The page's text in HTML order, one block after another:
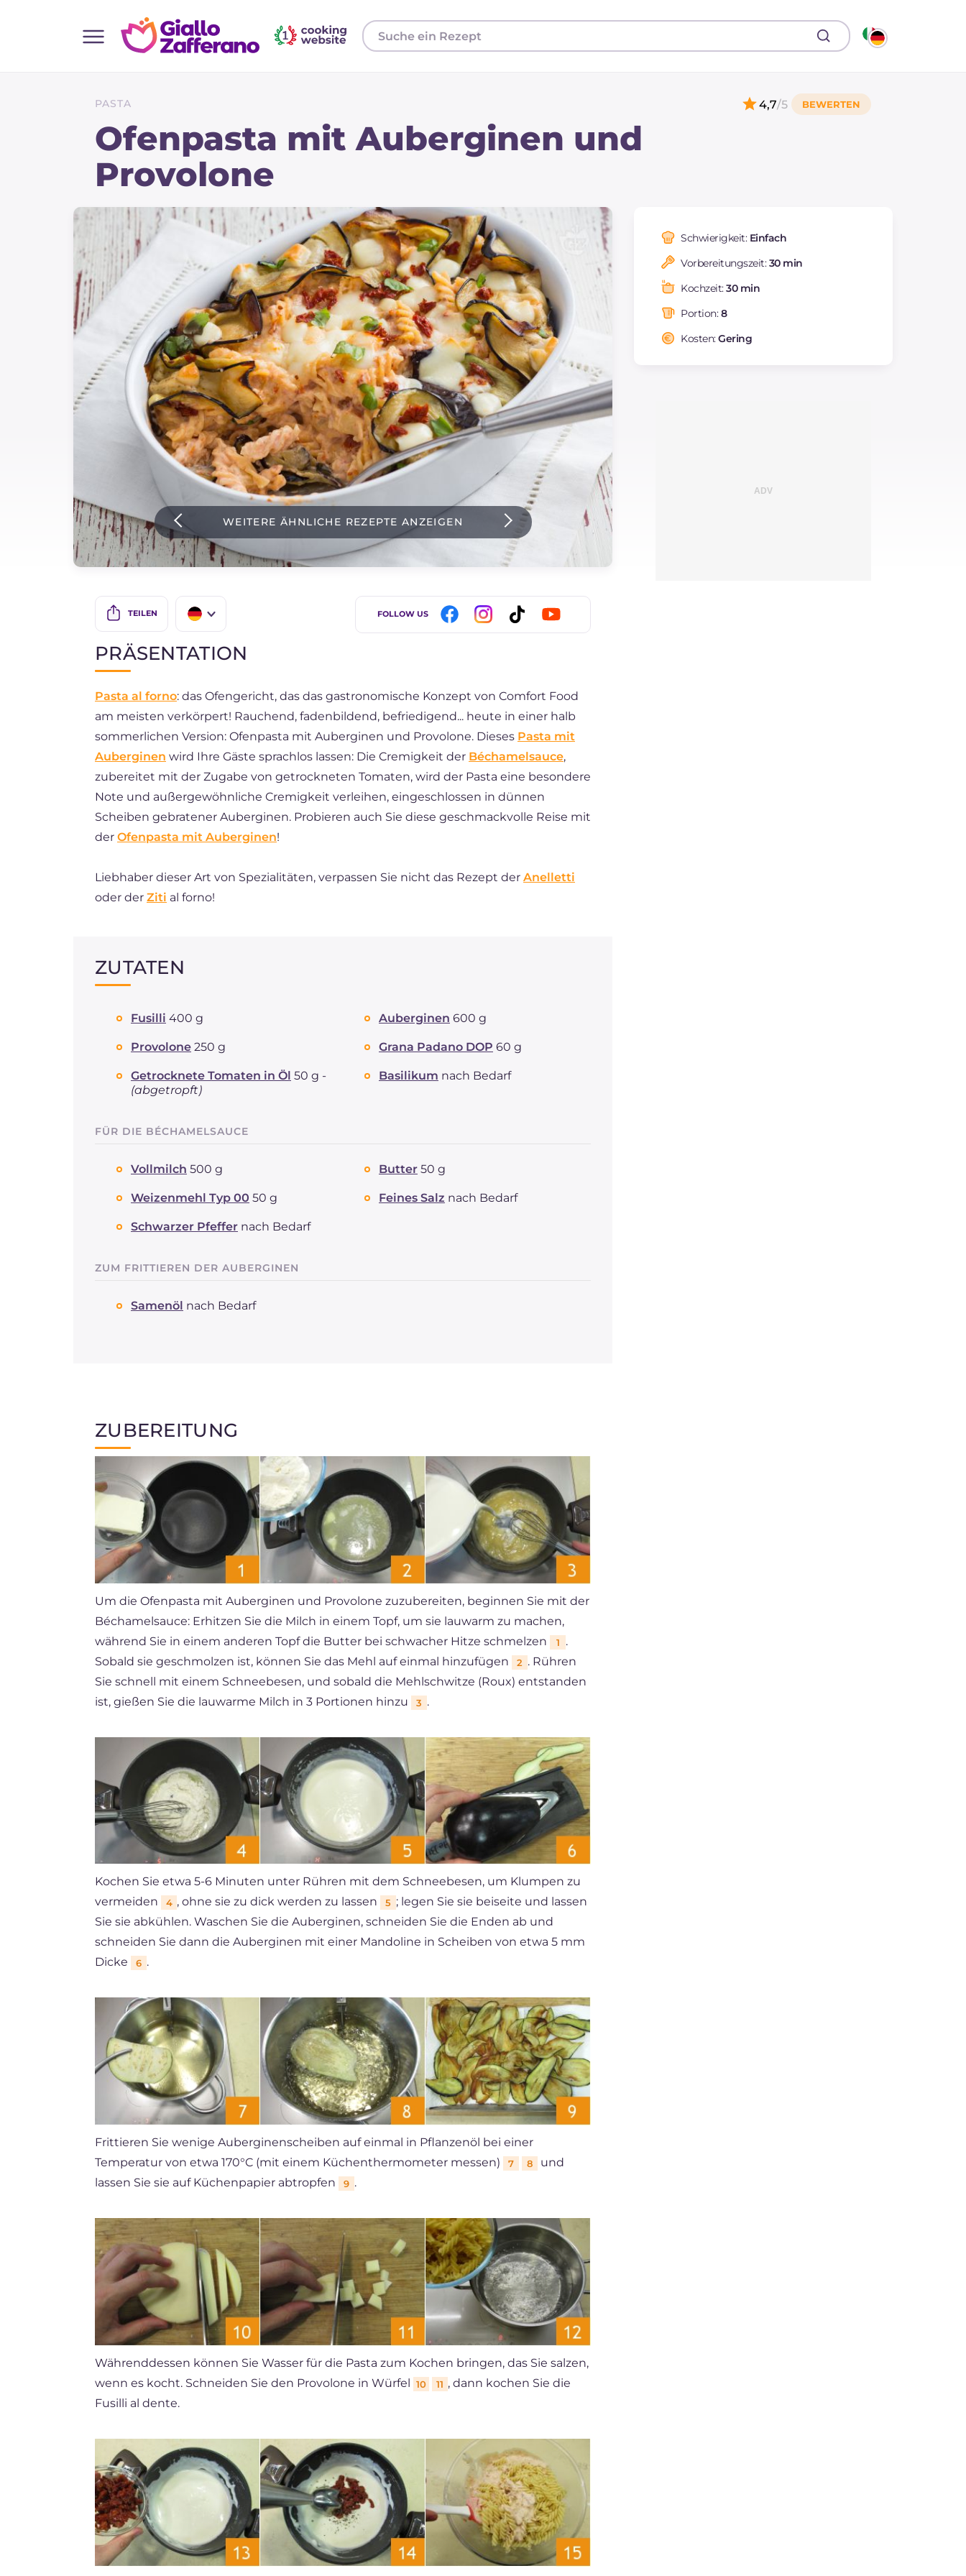
Pizza und focaccia
Kuchen und Backwaren
Neueste rezepte
IT Website
YouTube
PASTA
Ofenpasta mit Auberginen und
Provolone
4,7/5
WEITERE ÄHNLICHE REZEPTE ANZEIGEN
TEILEN
ES
BR
FR
NL
FOLLOW US
Schwierigkeit: Einfach
Vorbereitungszeit:30 min
Kochzeit:30 min
Portion:8
Kosten:Gering
PRÄSENTATION
Pasta al forno: das Ofengericht, das das gastronomische Konzept von Comfort Food
am meisten verkörpert! Rauchend, fadenbildend, befriedigend... heute in einer halb
sommerlichen Version: Ofenpasta mit Auberginen und Provolone. Dieses Pasta mit
Auberginen wird Ihre Gäste sprachlos lassen: Die Cremigkeit der Béchamelsauce,
zubereitet mit der Zugabe von getrockneten Tomaten, wird der Pasta eine besondere
Note und außergewöhnliche Cremigkeit verleihen, eingeschlossen in dünnen
Scheiben gebratener Auberginen. Probieren auch Sie diese geschmackvolle Reise mit
der Ofenpasta mit Auberginen!
Liebhaber dieser Art von Spezialitäten, verpassen Sie nicht das Rezept der Anelletti
oder der Ziti al forno!
ZUTATEN
Fusilli 400 g Auberginen 600 g
Provolone 250 g Grana Padano DOP 60 g
Getrocknete Tomaten in Öl 50 g -
(abgetropft)
Basilikum nach Bedarf
FÜR DIE BÉCHAMELSAUCE
Vollmilch 500 g Butter 50 g
Weizenmehl Typ 00 50 g Feines Salz nach Bedarf
Schwarzer Pfeffer nach Bedarf
ZUM FRITTIEREN DER AUBERGINEN
Samenöl nach Bedarf
ZUBEREITUNG
Um die Ofenpasta mit Auberginen und Provolone zuzubereiten, beginnen Sie mit der
Béchamelsauce: Erhitzen Sie die Milch in einem Topf, um sie lauwarm zu machen,
während Sie in einem anderen Topf die Butter bei schwacher Hitze schmelzen
1
.
Sobald sie geschmolzen ist, können Sie das Mehl auf einmal hinzufügen
2 . Rühren
Sie schnell mit einem Schneebesen, und sobald die Mehlschwitze (Roux) entstanden
ist, gießen Sie die lauwarme Milch in 3 Portionen hinzu
3 .
Kochen Sie etwa 5-6 Minuten unter Rühren mit dem Schneebesen, um Klumpen zu
vermeiden
4 , ohne sie zu dick werden zu lassen 5 ; legen Sie sie beiseite und lassen
Sie sie abkühlen. Waschen Sie die Auberginen, schneiden Sie die Enden ab und
schneiden Sie dann die Auberginen mit einer Mandoline in Scheiben von etwa 5 mm
Dicke
6 .
Frittieren Sie wenige Auberginenscheiben auf einmal in Pflanzenöl bei einer
Temperatur von etwa 170°C (mit einem Küchenthermometer messen)
7 8
und
lassen Sie sie auf Küchenpapier abtropfen
9 .
Währenddessen können Sie Wasser für die Pasta zum Kochen bringen, das Sie salzen,
wenn es kocht. Schneiden Sie den Provolone in Würfel 10 11 , dann kochen Sie die
Fusilli al dente.